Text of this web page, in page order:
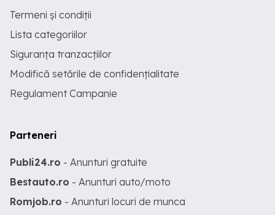
Termeni și condiții
Lista categoriilor
Siguranța tranzacțiilor
Modifică setările de confidențialitate
Regulament Campanie
Parteneri
Publi24.ro - Anunturi gratuite
Bestauto.ro - Anunturi auto/moto
Romjob.ro - Anunturi locuri de munca